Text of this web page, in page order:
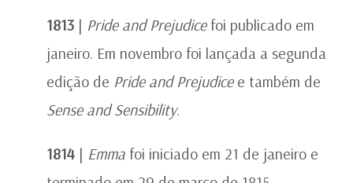
1813 | Pride and Prejudicefoi publicado em
janeiro. Em novembro foi lançada a segunda
edição de Pride and Prejudicee também de
Sense and Sensibility.
1814 | Emma foi iniciado em 21 de janeiro e